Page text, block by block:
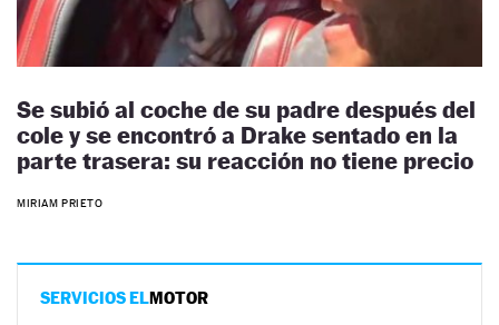
Se subió al coche de su padre después del
cole y se encontró a Drake sentado en la
parte trasera: su reacción no tiene precio
MIRIAM PRIETO
SERVICIOS ELMOTOR